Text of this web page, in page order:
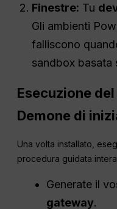
Finestre: Tu
Gli ambienti
falliscono
sandbox basata
Esecuzione del
Demone di
Una volta installato,
procedura guidata
Generate il
gateway.